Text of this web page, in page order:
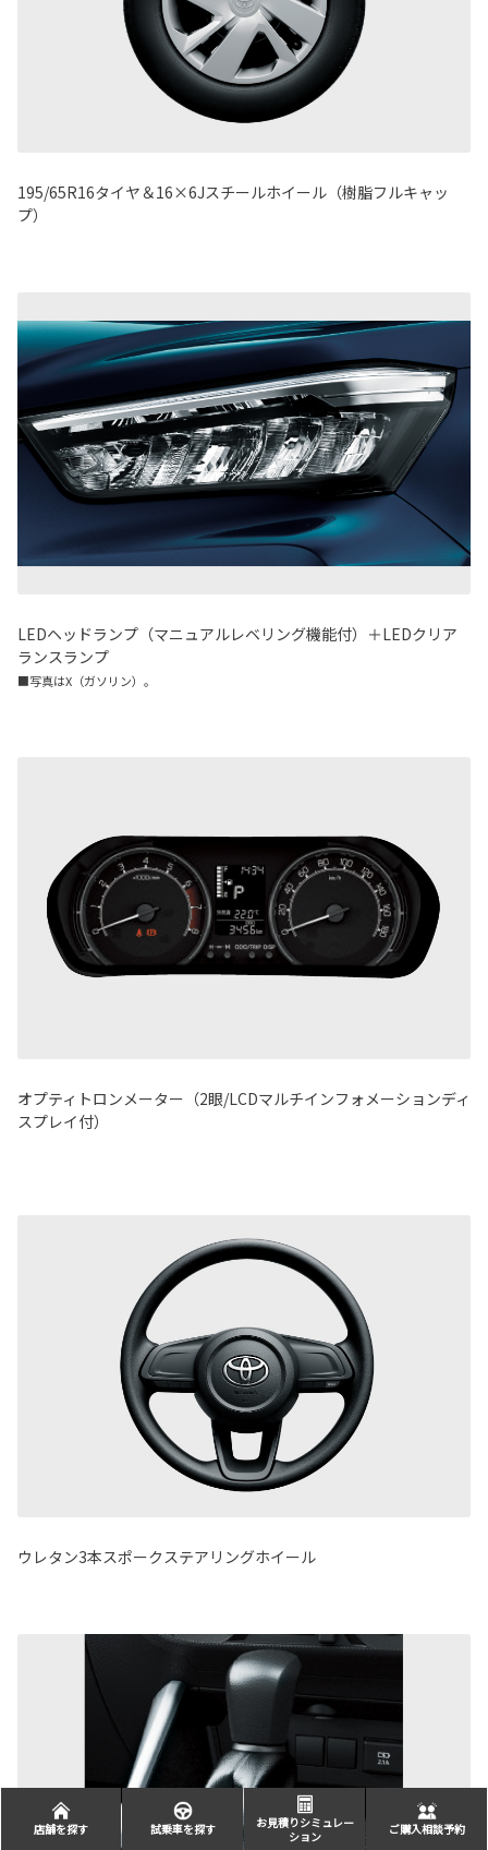
195/65R16タイヤ＆16×6Jスチールホイール（樹脂フルキャッ
プ）
LEDヘッドランプ（マニュアルレベリング機能付）＋LEDクリア
ランスランプ
■写真はX（ガソリン）。
オプティトロンメーター（2眼/LCDマルチインフォメーションディ
スプレイ付）
ウレタン3本スポークステアリングホイール
店舗を探す 試乗車を探す
お見積りシミュレー
ション
ご購入相談予約